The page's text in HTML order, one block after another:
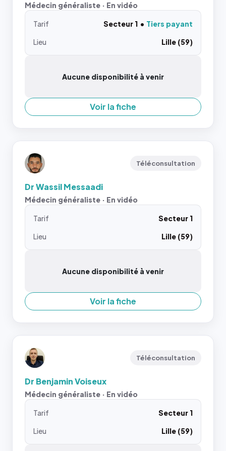
Médecin généraliste · En vidéo
Tarif Secteur 1
Tiers payant
Lieu
Lille (59)
Aucune disponibilité à venir
Voir la fiche
Téléconsultation
Dr Wassil Messaadi
Médecin généraliste · En vidéo
Tarif
Secteur 1
Lieu
Lille (59)
Aucune disponibilité à venir
Voir la fiche
Téléconsultation
Dr Benjamin Voiseux
Médecin généraliste · En vidéo
Tarif
Secteur 1
Lieu
Lille (59)